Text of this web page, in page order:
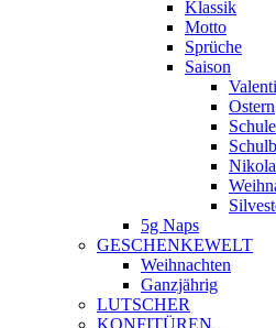
Klassik
Motto
Sprüche
Saison
Ostern
5g Naps
GESCHENKEWELT
Weihnachten
Ganzjährig
LUTSCHER
KONFITÜREN